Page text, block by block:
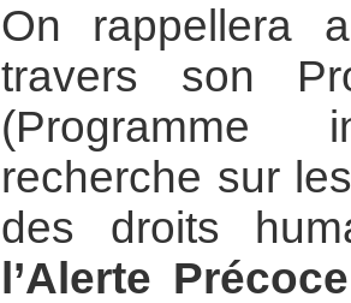
On rappellera
travers son
(Programme
recherche sur
des droits
l’Alerte